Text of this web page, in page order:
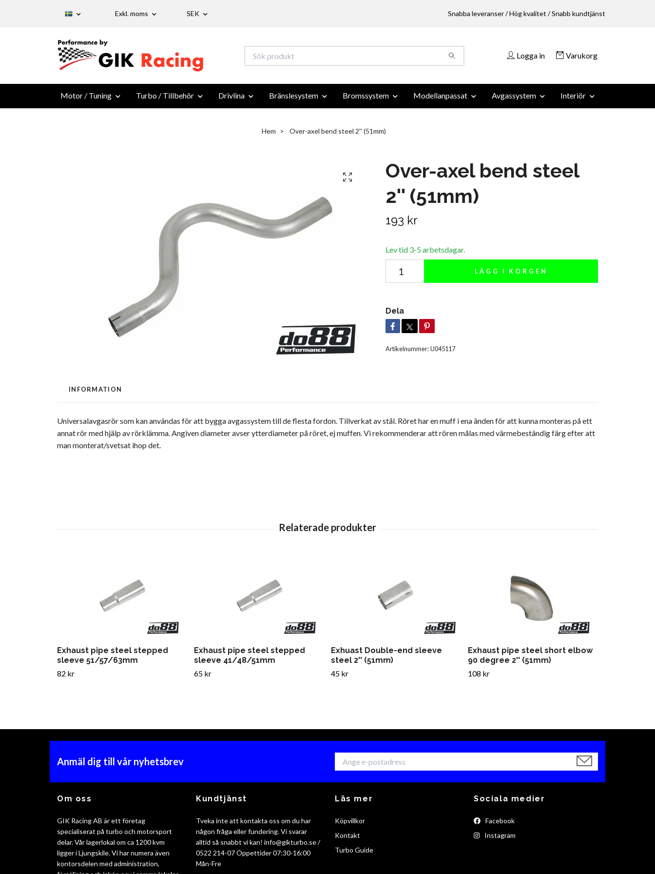
Exkl. moms SEK Snabba leveranser / Hög kvalitet / Snabb kundtjänst
Logga in Varukorg
Motor / Tuning Turbo / Tillbehör Drivlina Bränslesystem Bromssystem Modellanpassat Avgassystem Interiör
Hem Over-axel bend steel 2'' (51mm)
Over-axel bend steel
2'' (51mm)
193 kr
Lev tid 3-5 arbetsdagar.
LÄGG I KORGEN
Dela
Artikelnummer:U045117
INFORMATION
Universalavgasrör som kan användas för att bygga avgassystem till de flesta fordon. Tillverkat av stål. Röret har en muff i ena änden för att kunna monteras på ett
annat rör med hjälp av rörklämma. Angiven diameter avser ytterdiameter på röret, ej muffen. Vi rekommenderar att rören målas med värmebeständig färg efter att
man monterat/svetsat ihop det.
Exhaust pipe steel stepped
sleeve 51/57/63mm
82 kr
Exhaust pipe steel stepped
sleeve 41/48/51mm
65 kr
Exhuast Double-end sleeve
steel 2'' (51mm)
45 kr
Exhaust pipe steel short elbow
90 degree 2'' (51mm)
108 kr
Anmäl dig till vår nyhetsbrev
Om oss
GIK Racing AB är ett företag
specialiserat på turbo och motorsport
delar. Vår lagerlokal om ca 1200 kvm
ligger i Ljungskile. Vi har numera även
kontorsdelen med administration,
Kundtjänst
Tveka inte att kontakta oss om du har
någon fråga eller fundering. Vi svarar
alltid så snabbt vi kan! info@gikturbo.se/
0522 214-07 Öppettider 07:30-16:00
Mån-Fre
Läs mer
Köpvillkor
Kontakt
Turbo Guide
Sociala medier
Facebook
Instagram